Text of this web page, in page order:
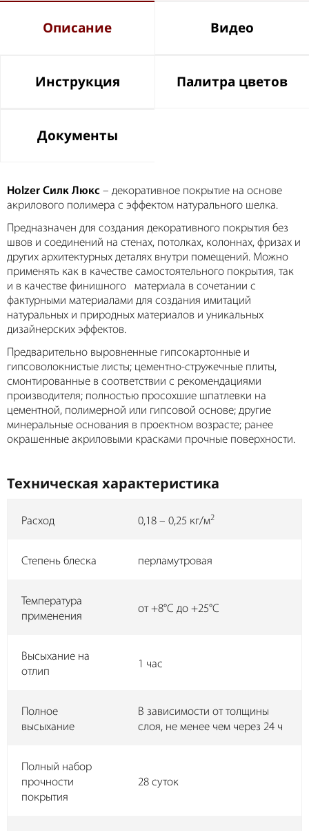
Описание Видео
Инструкция Палитра цветов
Документы
Holzer Силк Люкс – декоративное покрытие на основе
акрилового полимера с эффектом натурального шелка.
Предназначен для создания декоративного покрытия без
швов и соединений на стенах, потолках, колоннах, фризах и
других архитектурных деталях внутри помещений. Можно
применять как в качестве самостоятельного покрытия, так
и в качестве финишного материала в сочетании с
фактурными материалами для создания имитаций
натуральных и природных материалов и уникальных
дизайнерских эффектов.
Предварительно выровненные гипсокартонные и
гипсоволокнистые листы; цементно-стружечные плиты,
смонтированные в соответствии с рекомендациями
производителя; полностью просохшие шпатлевки на
цементной, полимерной или гипсовой основе; другие
минеральные основания в проектном возрасте; ранее
окрашенные акриловыми красками прочные поверхности.
Техническая характеристика
Расход 0,18 – 0,25 кг/м2
Степень блеска перламутровая
Температура
применения
от +8°C до +25°C
Высыхание на
отлип
1 час
Полное
высыхание
В зависимости от толщины
слоя, не менее чем через 24 ч
Полный набор
прочности
покрытия
28 суток